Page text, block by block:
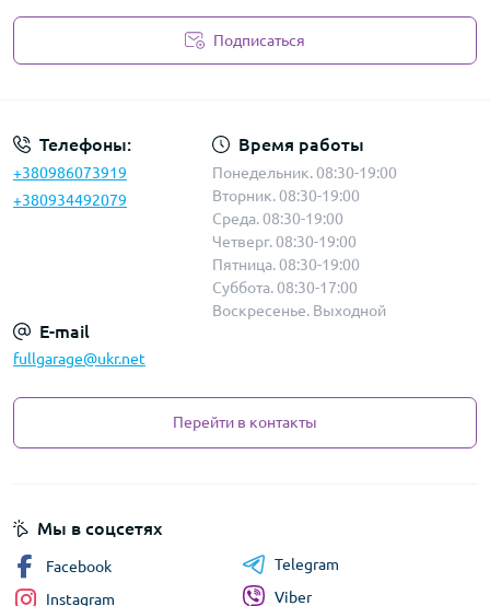
Подписаться
Телефоны:
+380986073919
+380934492079
Время работы
Понедельник. 08:30-19:00
Вторник. 08:30-19:00
Среда. 08:30-19:00
Четверг. 08:30-19:00
Пятница. 08:30-19:00
Суббота. 08:30-17:00
Воскресенье. Выходной
E-mail
fullgarage@ukr.net
Перейти в контакты
Мы в соцсетях
Facebook
Instagram
Telegram
Viber